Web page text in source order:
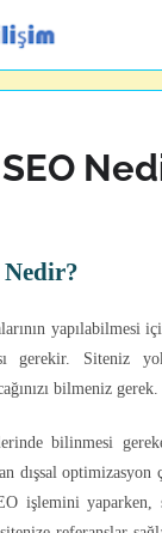
SEO
Nedir?
yapılabilmesi
gerekir. Siteniz
bilmeniz gerek.
bilinmesi
dışsal optimizasyon
işlemini